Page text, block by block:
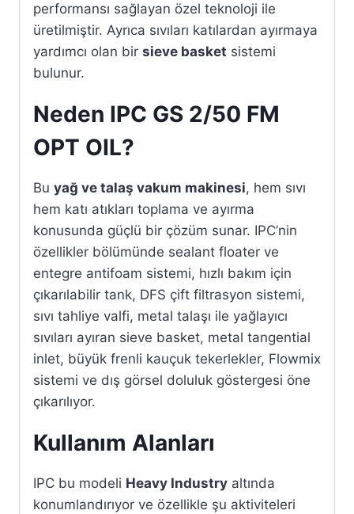
performansı sağlayan özel teknoloji ile
üretilmiştir. Ayrıca sıvıları katılardan ayırmaya
yardımcı olan bir sieve basket sistemi
bulunur.
Neden IPC GS 2/50 FM
OPT OIL?
Bu yağ ve talaş vakum makinesi, hem sıvı
hem katı atıkları toplama ve ayırma
konusunda güçlü bir çözüm sunar. IPC’nin
özellikler bölümünde sealant floater ve
entegre antifoam sistemi, hızlı bakım için
çıkarılabilir tank, DFS çift filtrasyon sistemi,
sıvı tahliye valfi, metal talaşı ile yağlayıcı
sıvıları ayıran sieve basket, metal tangential
inlet, büyük frenli kauçuk tekerlekler, Flowmix
sistemi ve dış görsel doluluk göstergesi öne
çıkarılıyor.
Kullanım Alanları
IPC bu modeli Heavy Industry altında
konumlandırıyor ve özellikle şu aktiviteleri